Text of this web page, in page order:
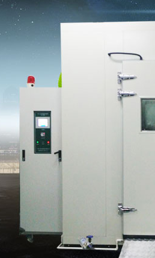
门窗体验箱